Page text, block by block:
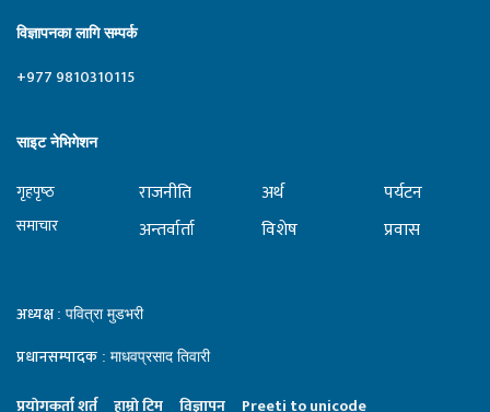
विज्ञापनका लागि सम्पर्क
+977 9810310115
साइट नेभिगेशन
गृहपृष्‍ठ
समाचार
राजनीति
अन्तर्वार्ता
अर्थ
विशेष
पर्यटन
प्रवास
अध्यक्ष : पवित्रा मुडभरी
प्रधानसम्पादक : माधवप्रसाद तिवारी
प्रयाेगकर्ता शर्त हाम्राे टिम विज्ञापन Preeti to unicode